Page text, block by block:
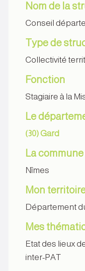
Nom de la
Conseil
Type de
Collectivité
Fonction
Stagiaire à la
Le
(30) Gard
La
Nîmes
Mon
Département
Mes
Etat des lieux
inter-PAT